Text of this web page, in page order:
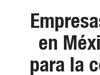
en
para la